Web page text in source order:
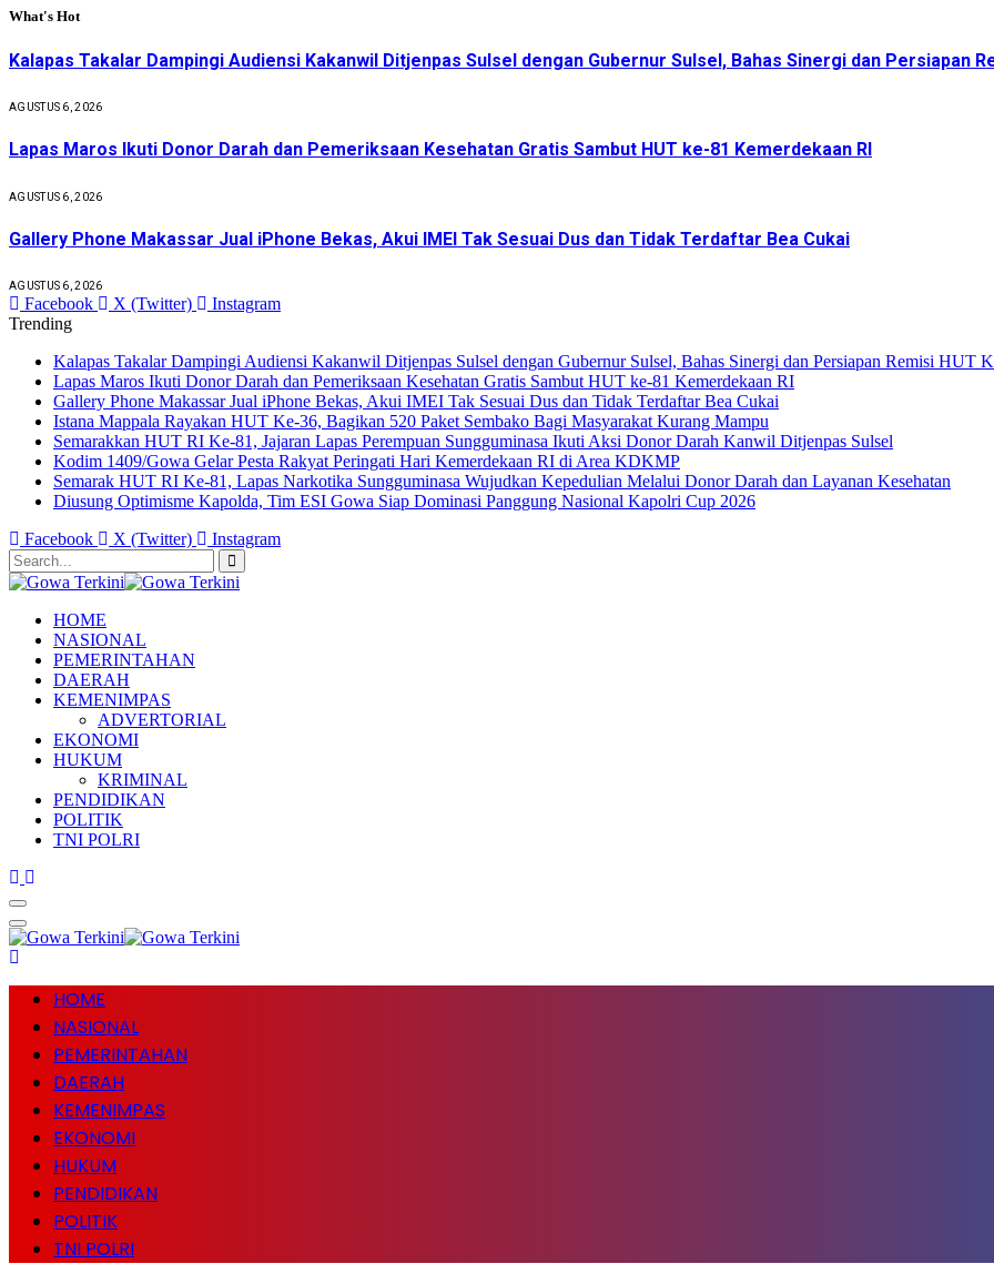
What's Hot
Kalapas Takalar Dampingi Audiensi Kakanwil Ditjenpas Sulsel dengan Gubernur Sulsel, Bahas Sinergi dan Persiapan
AGUSTUS 6, 2026
Lapas Maros Ikuti Donor Darah dan Pemeriksaan Kesehatan Gratis Sambut HUT ke-81 Kemerdekaan RI
AGUSTUS 6, 2026
Gallery Phone Makassar Jual iPhone Bekas, Akui IMEI Tak Sesuai Dus dan Tidak Terdaftar Bea Cukai
AGUSTUS 6, 2026
Facebook X (Twitter)
Instagram
Trending
Kalapas Takalar Dampingi Audiensi Kakanwil Ditjenpas Sulsel dengan Gubernur Sulsel, Bahas Sinergi dan Persiapan Remisi HUT
Lapas Maros Ikuti Donor Darah dan Pemeriksaan Kesehatan Gratis Sambut HUT ke-81 Kemerdekaan RI
Gallery Phone Makassar Jual iPhone Bekas, Akui IMEI Tak Sesuai Dus dan Tidak Terdaftar Bea Cukai
Istana Mappala Rayakan HUT Ke-36, Bagikan 520 Paket Sembako Bagi Masyarakat Kurang Mampu
Semarakkan HUT RI Ke-81, Jajaran Lapas Perempuan Sungguminasa Ikuti Aksi Donor Darah Kanwil Ditjenpas Sulsel
Kodim 1409/Gowa Gelar Pesta Rakyat Peringati Hari Kemerdekaan RI di Area KDKMP
Semarak HUT RI Ke-81, Lapas Narkotika Sungguminasa Wujudkan Kepedulian Melalui Donor Darah dan Layanan Kesehatan
Diusung Optimisme Kapolda, Tim ESI Gowa Siap Dominasi Panggung Nasional Kapolri Cup 2026
Facebook
X (Twitter) Instagram
HOME
NASIONAL
PEMERINTAHAN
DAERAH
KEMENIMPAS
ADVERTORIAL
EKONOMI
HUKUM
KRIMINAL
PENDIDIKAN
POLITIK
TNI POLRI
HOME
NASIONAL
PEMERINTAHAN
DAERAH
KEMENIMPAS
EKONOMI
HUKUM
PENDIDIKAN
POLITIK
TNI POLRI